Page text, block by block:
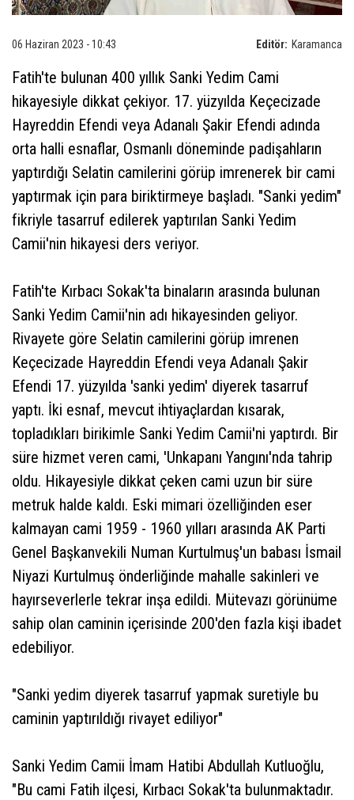
Editör: Karamanca
06 Haziran 2023 - 10:43
Fatih'te bulunan 400 yıllık Sanki Yedim Cami
hikayesiyle dikkat çekiyor. 17. yüzyılda Keçecizade
Hayreddin Efendi veya Adanalı Şakir Efendi adında
orta halli esnaflar, Osmanlı döneminde padişahların
yaptırdığı Selatin camilerini görüp imrenerek bir cami
yaptırmak için para biriktirmeye başladı. "Sanki yedim"
fikriyle tasarruf edilerek yaptırılan Sanki Yedim
Camii'nin hikayesi ders veriyor.
Fatih'te Kırbacı Sokak'ta binaların arasında bulunan
Sanki Yedim Camii'nin adı hikayesinden geliyor.
Rivayete göre Selatin camilerini görüp imrenen
Keçecizade Hayreddin Efendi veya Adanalı Şakir
Efendi 17. yüzyılda 'sanki yedim' diyerek tasarruf
yaptı. İki esnaf, mevcut ihtiyaçlardan kısarak,
topladıkları birikimle Sanki Yedim Camii'ni yaptırdı. Bir
süre hizmet veren cami, 'Unkapanı Yangını'nda tahrip
oldu. Hikayesiyle dikkat çeken cami uzun bir süre
metruk halde kaldı. Eski mimari özelliğinden eser
kalmayan cami 1959 - 1960 yılları arasında AK Parti
Genel Başkanvekili Numan Kurtulmuş'un babası İsmail
Niyazi Kurtulmuş önderliğinde mahalle sakinleri ve
hayırseverlerle tekrar inşa edildi. Mütevazı görünüme
sahip olan caminin içerisinde 200'den fazla kişi ibadet
edebiliyor.
"Sanki yedim diyerek tasarruf yapmak suretiyle bu
caminin yaptırıldığı rivayet ediliyor"
Sanki Yedim Camii İmam Hatibi Abdullah Kutluoğlu,
"Bu cami Fatih ilçesi, Kırbacı Sokak'ta bulunmaktadır.